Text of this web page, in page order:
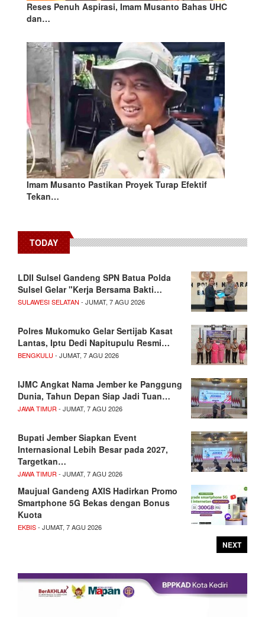
Reses Penuh Aspirasi, Imam Musanto Bahas UHC
dan…
Imam Musanto Pastikan Proyek Turap Efektif
Tekan…
TODAY
LDII Sulsel Gandeng SPN Batua Polda
Sulsel Gelar "Kerja Bersama Bakti…
SULAWESI SELATAN - JUMAT, 7 AGU 2026
Polres Mukomuko Gelar Sertijab Kasat
Lantas, Iptu Dedi Napitupulu Resmi…
BENGKULU - JUMAT, 7 AGU 2026
IJMC Angkat Nama Jember ke Panggung
Dunia, Tahun Depan Siap Jadi Tuan…
JAWA TIMUR- JUMAT, 7 AGU 2026
Bupati Jember Siapkan Event
Internasional Lebih Besar pada 2027,
Targetkan…
JAWA TIMUR- JUMAT, 7 AGU 2026
Maujual Gandeng AXIS Hadirkan Promo
Smartphone 5G Bekas dengan Bonus
Kuota
EKBIS- JUMAT, 7 AGU 2026
NEXT